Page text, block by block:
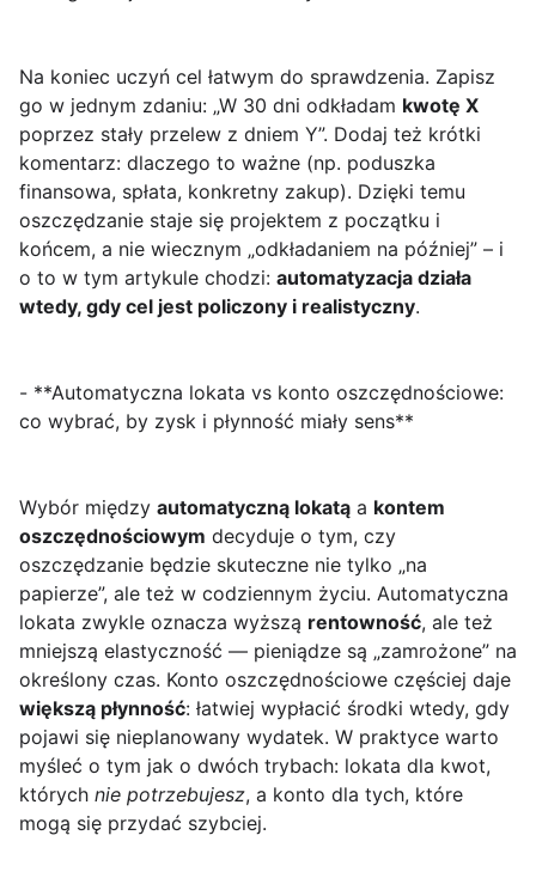
Na koniec uczyń cel łatwym do sprawdzenia. Zapisz
go w jednym zdaniu: „W 30 dni odkładam kwotę X
poprzez stały przelew z dniem Y”. Dodaj też krótki
komentarz: dlaczego to ważne (np. poduszka
finansowa, spłata, konkretny zakup). Dzięki temu
oszczędzanie staje się projektem z początku i
końcem, a nie wiecznym „odkładaniem na później” – i
o to w tym artykule chodzi: automatyzacja działa
wtedy, gdy cel jest policzony i realistyczny.
- **Automatyczna lokata vs konto oszczędnościowe:
co wybrać, by zysk i płynność miały sens**
Wybór między automatyczną lokatą a kontem
oszczędnościowym decyduje o tym, czy
oszczędzanie będzie skuteczne nie tylko „na
papierze”, ale też w codziennym życiu. Automatyczna
lokata zwykle oznacza wyższą rentowność, ale też
mniejszą elastyczność — pieniądze są „zamrożone” na
określony czas. Konto oszczędnościowe częściej daje
większą płynność: łatwiej wypłacić środki wtedy, gdy
pojawi się nieplanowany wydatek. W praktyce warto
myśleć o tym jak o dwóch trybach: lokata dla kwot,
których nie potrzebujesz, a konto dla tych, które
mogą się przydać szybciej.